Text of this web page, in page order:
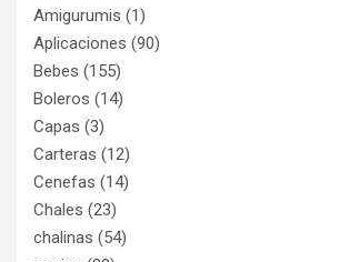
Amigurumis (1)
Aplicaciones (90)
Bebes (155)
Boleros (14)
Capas (3)
Carteras (12)
Cenefas (14)
Chales (23)
chalinas (54)